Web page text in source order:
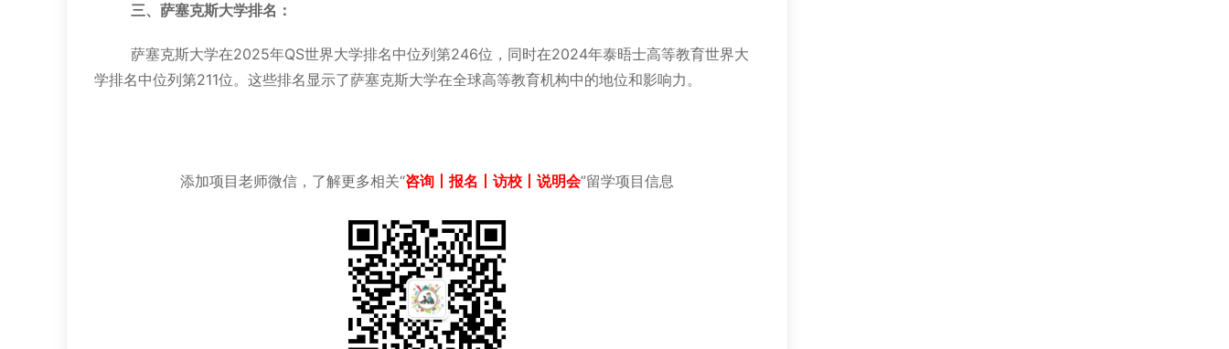
三、‌萨塞克斯大学排名：
‌萨塞克斯大学在2025年QS世界大学排名中位列第246位‌，同时在2024年泰晤士高等教育世界大
学排名中位列第211位‌。这些排名显示了萨塞克斯大学在全球高等教育机构中的地位和影响力。
添加项目老师微信，了解更多相关“咨询丨报名丨访校丨说明会”留学项目信息